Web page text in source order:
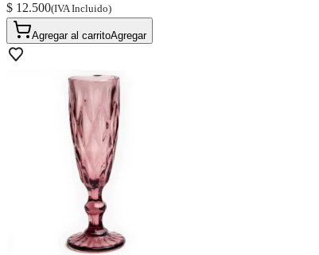
$ 12.500(IVA Incluido)
Agregar al carritoAgregar